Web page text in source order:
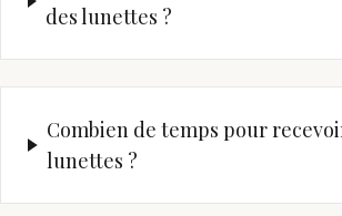
des lunettes ?
Combien de temps pour
lunettes ?